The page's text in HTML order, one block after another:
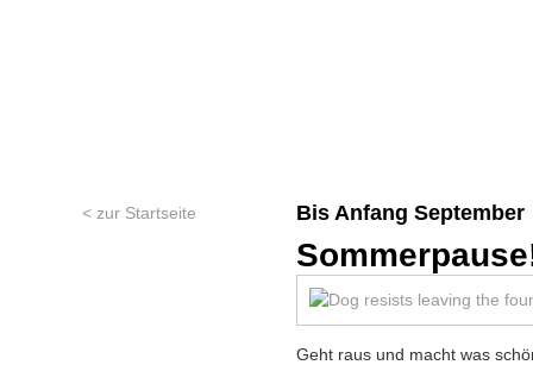
< zur Startseite Bis Anfang September
Geht raus und macht was